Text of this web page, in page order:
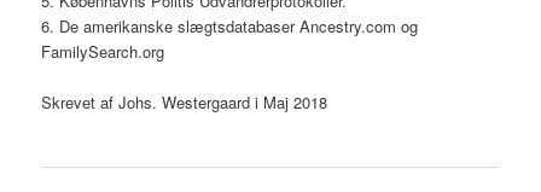
6. De amerikanske slægtsdatabaser Ancestry.com og
FamilySearch.org
Skrevet af Johs. Westergaard i Maj 2018